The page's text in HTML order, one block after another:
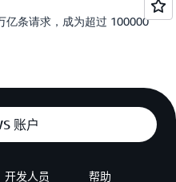
亿条请求，成为超过 100000
账户
开发人员 帮助